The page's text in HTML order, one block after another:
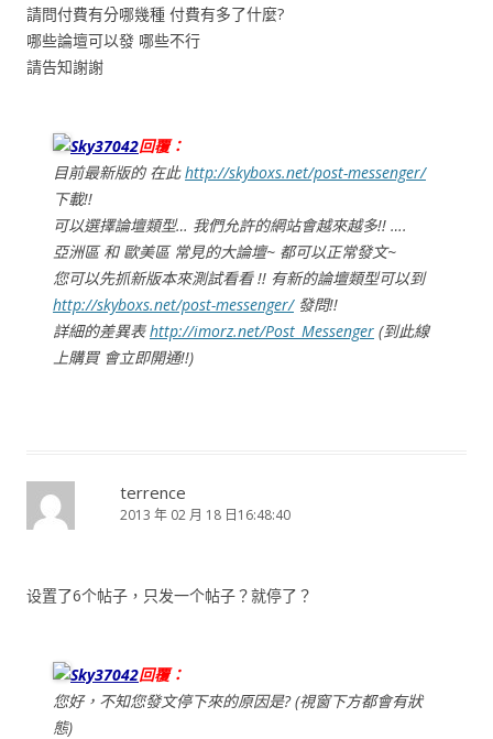
請問付費有分哪幾種 付費有多了什麼?
哪些論壇可以發 哪些不行
請告知謝謝
Sky37042回覆：
目前最新版的 在此http://skyboxs.net/post-messenger/
下載!!
可以選擇論壇類型… 我們允許的網站會越來越多!! ….
亞洲區 和 歐美區 常見的大論壇~ 都可以正常發文~
您可以先抓新版本來測試看看 !! 有新的論壇類型可以到
http://skyboxs.net/post-messenger/發問!!
詳細的差異表http://imorz.net/Post_Messenger (到此線
上購買 會立即開通!!)
terrence
2013 年 02 月 18 日16:48:40
设置了6个帖子，只发一个帖子？就停了？
Sky37042回覆：
您好，不知您發文停下來的原因是? (視窗下方都會有狀
態)